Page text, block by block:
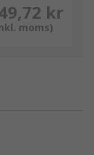
kr
moms)